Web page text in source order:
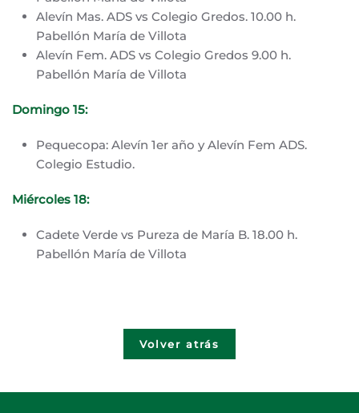
Alevín Mas. ADS vs Colegio Gredos. 10.00 h.
Pabellón María de Villota
Alevín Fem. ADS vs Colegio Gredos 9.00 h.
Pabellón María de Villota
Domingo 15:
Pequecopa: Alevín 1er año y Alevín Fem ADS.
Colegio Estudio.
Miércoles 18:
Cadete Verde vs Pureza de María B. 18.00 h.
Pabellón María de Villota
Volver atrás